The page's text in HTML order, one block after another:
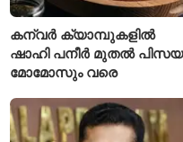
കന്വർ ക്യാമ്പുകളിൽ
ഷാഹി പനീർ മുതൽ
മോമോസും വരെ